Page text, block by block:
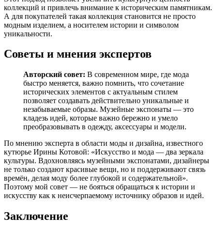
коллекций и привлечь внимание к историческим памятникам.
А для покупателей такая коллекция становится не просто
модным изделием, а носителем истории и символом
уникальности.
Советы и мнения экспертов
Авторский совет: В современном мире, где мода
быстро меняется, важно помнить, что сочетание
исторических элементов с актуальным стилем
позволяет создавать действительно уникальные и
незабываемые образы. Музейные экспонаты — это
кладезь идей, которые важно бережно и умело
преобразовывать в одежду, аксессуары и модели.
По мнению эксперта в области моды и дизайна, известного
кутюрье Ирины Котовой: «Искусство и мода — два зеркала
культуры. Вдохновляясь музейными экспонатами, дизайнеры
не только создают красивые вещи, но и поддерживают связь
времён, делая моду более глубокой и содержательной».
Поэтому мой совет — не бояться обращаться к истории и
искусству как к неисчерпаемому источнику образов и идей.
Заключение